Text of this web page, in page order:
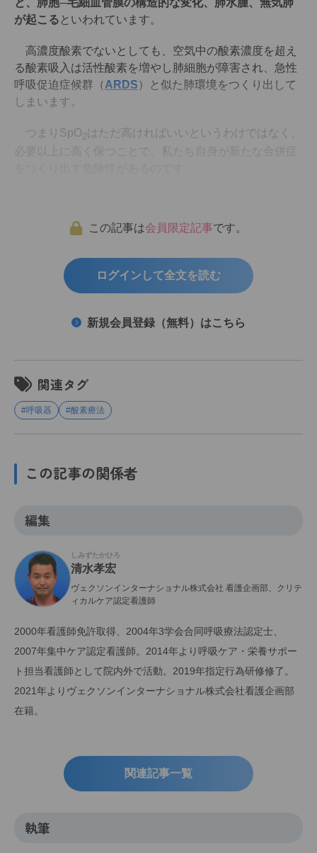
と、肺胞─毛細血管膜の構造的な変化、肺水腫、無気肺
が起こる といわれています。
高濃度酸素でないとしても、空気中の酸素濃度を超え
る酸素吸入は活性酸素を増やし肺細胞が障害され、急性
呼吸促迫症候群（ARDS）と似た肺環境をつくり出して
しまいます。
つまりSpO2はただ高ければいいというわけではなく、
必要以上に高く保つことで、私たち自身が新たな合併症
この記事は会員限定記事です。
ログインして全文を読む
新規会員登録（無料）はこちら
関連タグ
#呼吸器 #酸素療法
この記事の関係者
編集
しみずたかひろ
清水孝宏
ヴェクソンインターナショナル株式会社 看護企画部、クリテ
ィカルケア認定看護師
2000年看護師免許取得、2004年3学会合同呼吸療法認定士、
2007年集中ケア認定看護師。2014年より呼吸ケア・栄養サポー
ト担当看護師として院内外で活動。2019年指定行為研修修了。
2021年よりヴェクソンインターナショナル株式会社看護企画部
在籍。
関連記事一覧
執筆